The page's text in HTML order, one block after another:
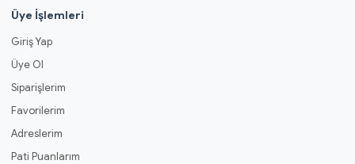
Üye İşlemleri
Giriş Yap
Üye Ol
Siparişlerim
Favorilerim
Adreslerim
Pati Puanlarım